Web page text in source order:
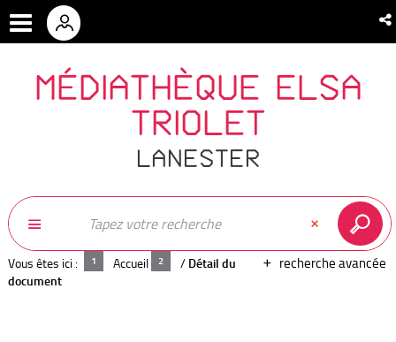
MÉDIATHÈQUE ELSA
TRIOLET
LANESTER
recherche avancée
Vous êtes ici : Accueil / Détail du
document